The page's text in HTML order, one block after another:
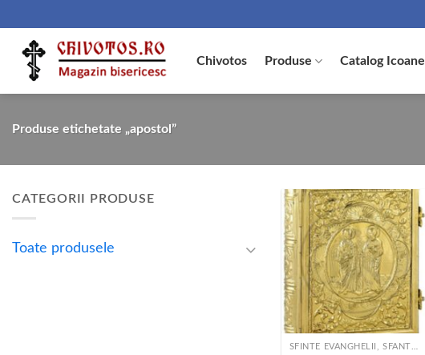
to
content
Chivotos Produse Catalog Icoane
Produse etichetate „apostol”
CATEGORII PRODUSE
Toate produsele